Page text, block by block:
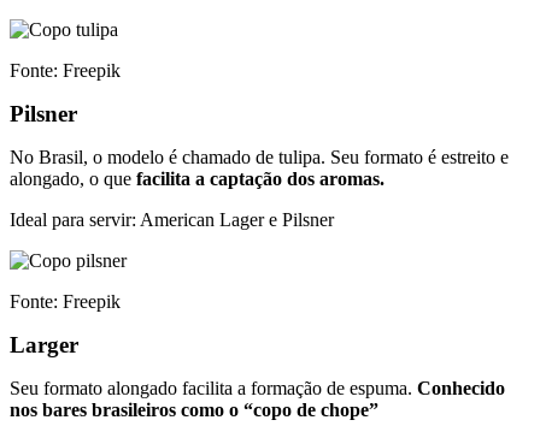
Fonte: Freepik
Pilsner
No Brasil, o modelo é chamado de tulipa. Seu formato é estreito e
alongado, o que facilita a captação dos aromas.
Ideal para servir: American Lager e Pilsner
Fonte: Freepik
Larger
Seu formato alongado facilita a formação de espuma. Conhecido
nos bares brasileiros como o “copo de chope”